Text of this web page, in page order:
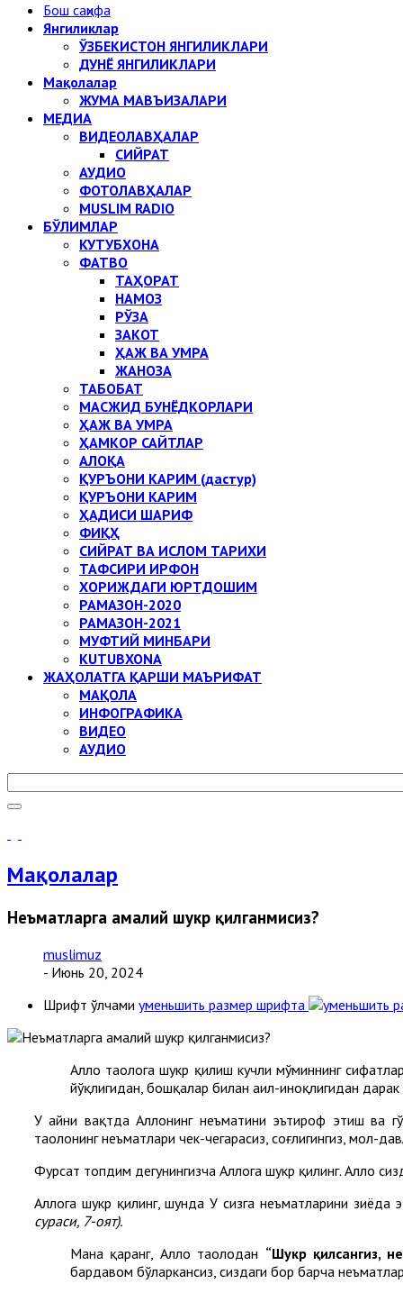
Бош саҳифа
Янгиликлар
ЎЗБЕКИСТОН ЯНГИЛИКЛАРИ
ДУНЁ ЯНГИЛИКЛАРИ
Мақолалар
ЖУМА МАВЪИЗАЛАРИ
МЕДИА
ВИДЕОЛАВҲАЛАР
СИЙРАТ
АУДИО
ФОТОЛАВҲАЛАР
MUSLIM RADIO
БЎЛИМЛАР
КУТУБХОНА
ФАТВО
ТАҲОРАТ
НАМОЗ
РЎЗА
ЗАКОТ
ҲАЖ ВА УМРА
ЖАНОЗА
ТАБОБАТ
МАСЖИД БУНЁДКОРЛАРИ
ҲАЖ ВА УМРА
ҲАМКОР САЙТЛАР
АЛОҚА
ҚУРЪОНИ КАРИМ (дастур)
ҚУРЪОНИ КАРИМ
ҲАДИСИ ШАРИФ
ФИҚҲ
СИЙРАТ ВА ИСЛОМ ТАРИХИ
ТАФСИРИ ИРФОН
ХОРИЖДАГИ ЮРТДОШИМ
РАМАЗОН-2020
РАМАЗОН-2021
МУФТИЙ МИНБАРИ
KUTUBXONA
ЖАҲОЛАТГА ҚАРШИ МАЪРИФАТ
МАҚОЛА
ИНФОГРАФИКА
ВИДЕО
АУДИО
Мақолалар
Неъматларга амалий шукр қилганмисиз?
muslimuz
- Июнь 20, 2024
Шрифт ўлчами уменьшить размер шрифта
Аллоҳ таолога шукр қилиш кучли мўминнинг
йўқлигидан, бошқалар билан аҳил-иноқлигидан
У айни вақтда Аллоҳнинг неъматини эътироф этиш ва
таолонинг неъматлари чек-чегарасиз, соғлигингиз, мол-
Фурсат топдим дегунингизча Аллоҳга шукр қилинг. Аллоҳ
Аллоҳга шукр қилинг, шунда У сизга неъматларини зиёда
сураси, 7-оят).
Мана қаранг, Аллоҳ таолодан “Шукр қилсангиз,
бардавом бўларкансиз, сиздаги бор барча